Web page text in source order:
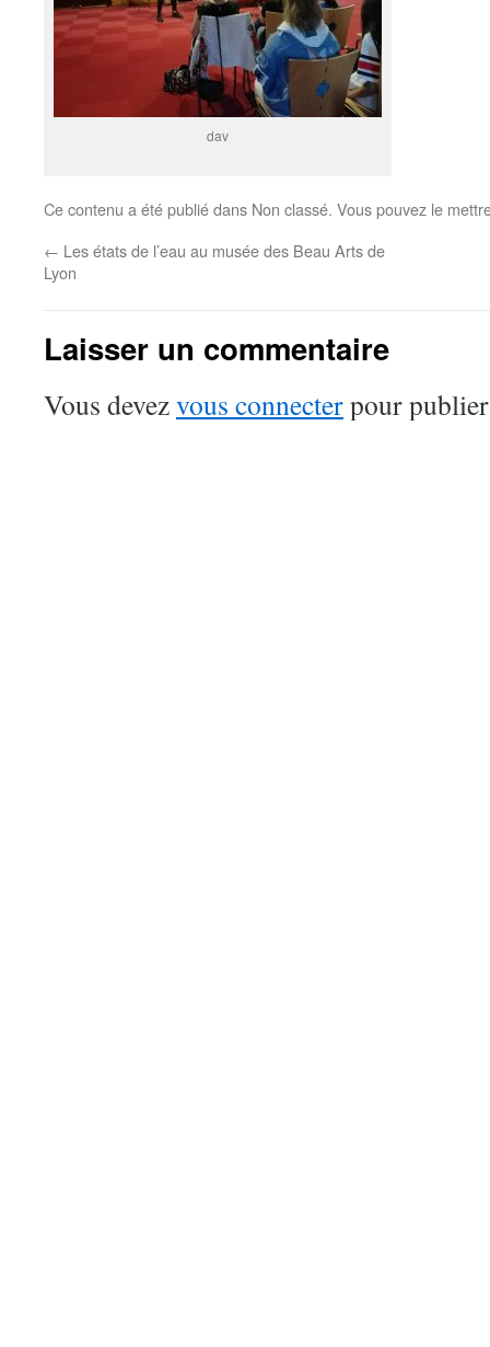
dav
Ce contenu a été publié dans Non classé. Vous pouvez le
← Les états de l’eau au musée des Beau Arts de
Lyon
Laisser un commentaire
Vous devezvous connecterpour